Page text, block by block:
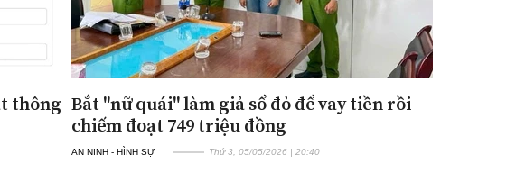
thông Bắt "nữ quái" làm giả sổ đỏ để vay tiền rồi
chiếm đoạt 749 triệu đồng
AN NINH - HÌNH SỰ Thứ 3, 05/05/2026 | 20:40